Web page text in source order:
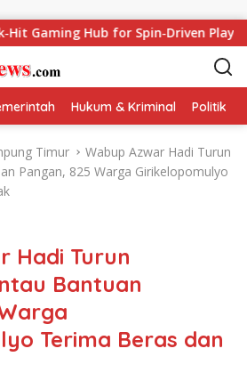
Hub for Spin‑Driven Players
Hukum & Kriminal Politik
Timur
Wabup Azwar Hadi Turun
Pangan, 825 Warga Girikelopomulyo
Hadi Turun
Bantuan
Terima Beras dan